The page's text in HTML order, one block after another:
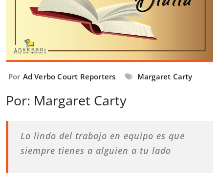
Por Ad Verbo Court Reporters Margaret Carty
Por: Margaret Carty
Lo lindo del trabajo en equipo es que
siempre tienes a alguien a tu lado